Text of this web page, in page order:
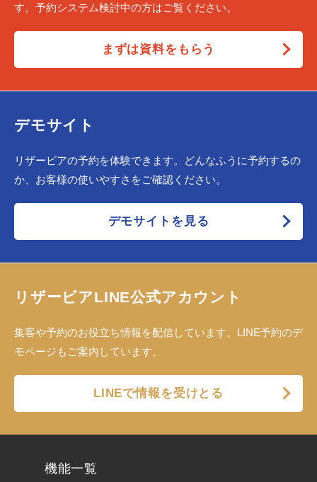
す。予約システム検討中の方はご覧ください。
まずは資料をもらう
デモサイト
リザービアの予約を体験できます。どんなふうに予約するの
か、お客様の使いやすさをご確認ください。
デモサイトを見る
リザービアLINE公式アカウント
集客や予約のお役立ち情報を配信しています。LINE予約のデ
モページもご案内しています。
LINEで情報を受けとる
機能一覧